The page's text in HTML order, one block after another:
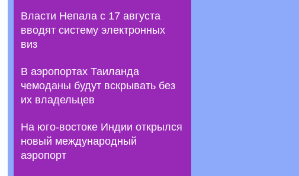
Власти Непала с 17 августа
вводят систему электронных
виз
В аэропортах Таиланда
чемоданы будут вскрывать без
их владельцев
На юго-востоке Индии открылся
новый международный
аэропорт